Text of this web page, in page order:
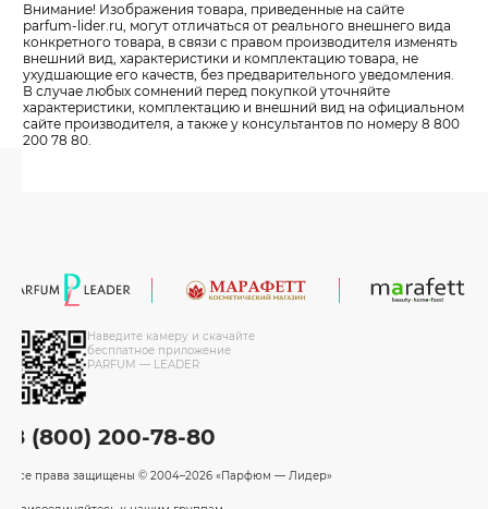
Внимание! Изображения товара, приведенные на сайте
parfum-lider.ru, могут отличаться от реального внешнего вида
конкретного товара, в связи с правом производителя изменять
внешний вид, характеристики и комплектацию товара, не
ухудшающие его качеств, без предварительного уведомления.
В случае любых сомнений перед покупкой уточняйте
характеристики, комплектацию и внешний вид на официальном
сайте производителя, а также у консультантов по номеру 8 800
200 78 80.
Наведите камеру и скачайте
бесплатное приложение
PARFUM — LEADER
8 (800) 200-78-80
Все права защищены © 2004–2026 «Парфюм — Лидер»